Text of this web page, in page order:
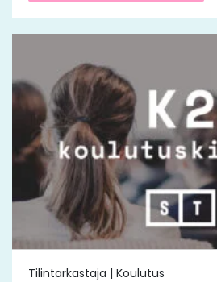
Tilintarkastaja | Koulutus